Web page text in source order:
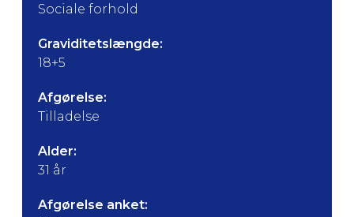
Sociale forhold
Graviditetslængde:
18+5
Afgørelse:
Tilladelse
Alder:
31 år
Afgørelse anket: